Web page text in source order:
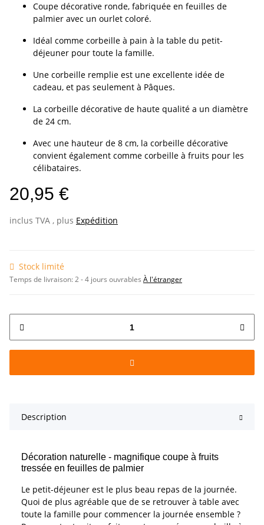
Coupe décorative ronde, fabriquée en feuilles de
palmier avec un ourlet coloré.
Idéal comme corbeille à pain à la table du petit-
déjeuner pour toute la famille.
Une corbeille remplie est une excellente idée de
cadeau, et pas seulement à Pâques.
La corbeille décorative de haute qualité a un diamètre
de 24 cm.
Avec une hauteur de 8 cm, la corbeille décorative
convient également comme corbeille à fruits pour les
célibataires.
20,95 €
inclus TVA , plus Expédition
Stock limité
Temps de livraison:2 - 4 jours ouvrables À l'étranger
Description
Décoration naturelle - magnifique coupe à fruits
tressée en feuilles de palmier
Le petit-déjeuner est le plus beau repas de la journée.
Quoi de plus agréable que de se retrouver à table avec
toute la famille pour commencer la journée ensemble ?